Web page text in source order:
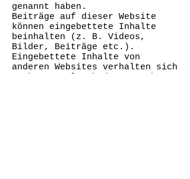
genannt haben.
Beiträge auf dieser Website
können eingebettete Inhalte
beinhalten (z. B. Videos,
Bilder, Beiträge etc.).
Eingebettete Inhalte von
anderen Websites verhalten sich